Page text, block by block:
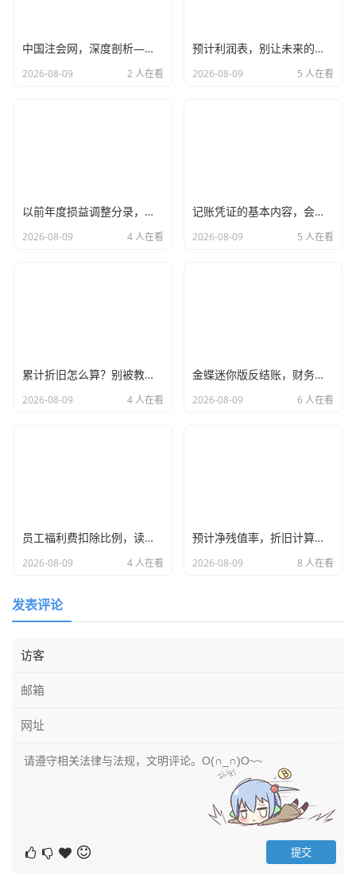
速科技发展有限公司”（化名），对方给老张的报价，比市场
均价低了15%，对于利润微薄的贸易行当来说，这简直是天
人去楼空。
老张找到我的时候,眼泪都要下来了，我立马帮他做了“深圳
关联风险：这个法人名下有三家公司在同一年被吊销。
如果老张在转账前,花哪怕5分钟去查一下，这30万块钱绝对
应届生小雅的“大厂”梦
再说说求职,小雅是名校毕业的应届生，急着在深圳找工作，
司，面试在福田某大厦，装修豪华，面试官画的大饼那是又
大又圆，说公司马上就要在纳斯达克上市，入职就有期权，
底薪虽然只有8k，但年终奖是20个月起。
小雅觉得自己捡到宝了,正准备签三方协议。
正好她有个表姐是我以前的助理,吃饭时聊起了这事，表姐觉
中国注会网，深度剖析——在这个充满变数的时代，CPA证书还是那把金钥匙吗？
2026-08-09 2 人在看
预计利润表，别让未来的画饼变成今天的陷阱
2026-08-09 5 人在看
以前年度损益调整分录，会计人的后悔药与资产负债表的时光机
2026-08-09 4 人在看
记账凭证的基本内容，会计凭证里的七剑下天山，每一项都藏着玄机
2026-08-09 5 人在看
累计折旧怎么算？别被教科书绕晕了，我用大白话给你讲透
2026-08-09 4 人在看
金蝶迷你版反结账，财务人月底加班的救命稻草与职业操守的博弈
2026-08-09 6 人在看
员工福利费扣除比例，读懂这14%的红线与红利，别让好意变成税务风险
2026-08-09 4 人在看
预计净残值率，折旧计算背后的隐形推手与企业利润的调节阀
2026-08-09 8 人在看
发表评论